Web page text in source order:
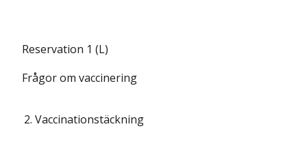
Reservation 1 (L)
Frågor om vaccinering
2. Vaccinationstäckning